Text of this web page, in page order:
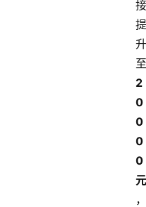
接
提
升
至
2
0
0
0
0
元
，